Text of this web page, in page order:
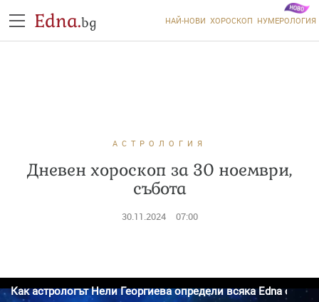
Edna.bg НАЙ-НОВИ ХОРОСКОП НУМЕРОЛОГИЯ
АСТРОЛОГИЯ
Дневен хороскоп за 30 ноември,
събота
30.11.2024 07:00